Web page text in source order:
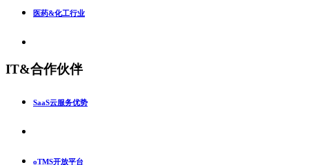
医药&化工行业
IT&合作伙伴
SaaS云服务优势
oTMS开放平台